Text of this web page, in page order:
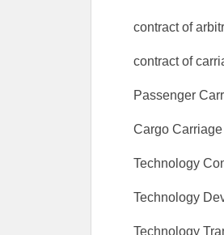
contract of
contract of
Passenger
Cargo
Technology
Technology
Technology